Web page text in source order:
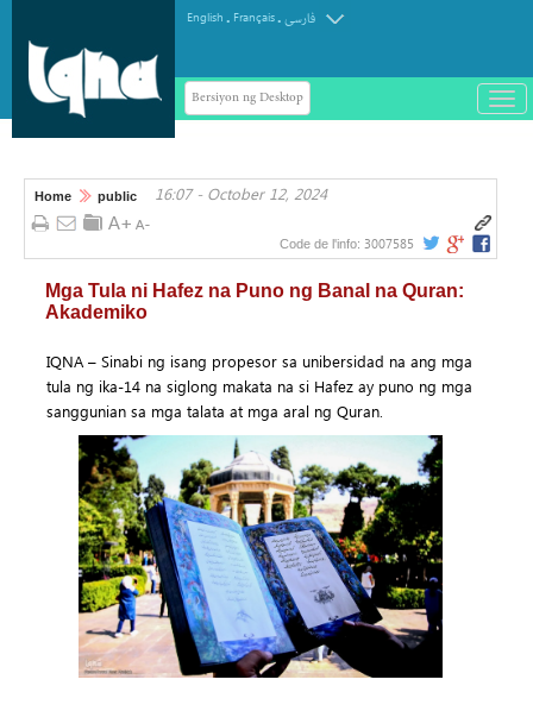
English . Français.فارسی
Bersiyon ng Desktop
باز
و
Home public 16:07 - October 12, 2024
Code de l'info: 3007585
Mga Tula ni Hafez na Puno ng Banal na Quran:
Akademiko
IQNA – Sinabi ng isang propesor sa unibersidad na ang mga
tula ng ika-14 na siglong makata na si Hafez ay puno ng mga
sanggunian sa mga talata at mga aral ng Quran.